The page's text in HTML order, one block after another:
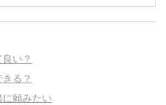
い？
る？
頼みたい